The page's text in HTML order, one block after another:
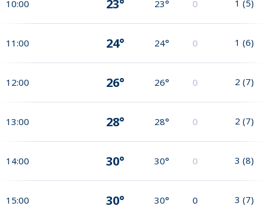
10:00 23° 23° 0 1 (5)
11:00 24° 24° 0 1 (6)
12:00 26° 26° 0 2 (7)
13:00 28° 28° 0 2 (7)
14:00 30° 30° 0 3 (8)
15:00 30° 30° 0 3 (7)